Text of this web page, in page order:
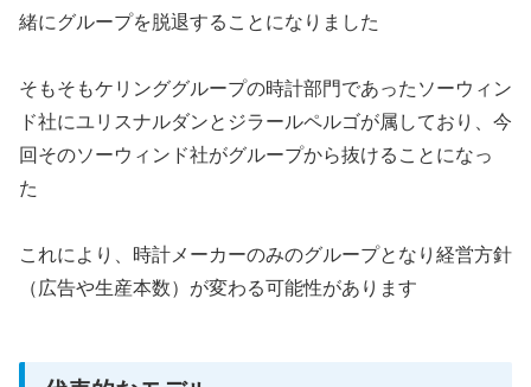
緒にグループを脱退することになりました
そもそもケリンググループの時計部門であったソーウィン
ド社にユリスナルダンとジラールペルゴが属しており、今
回そのソーウィンド社がグループから抜けることになっ
た
これにより、時計メーカーのみのグループとなり経営方針
（広告や生産本数）が変わる可能性があります